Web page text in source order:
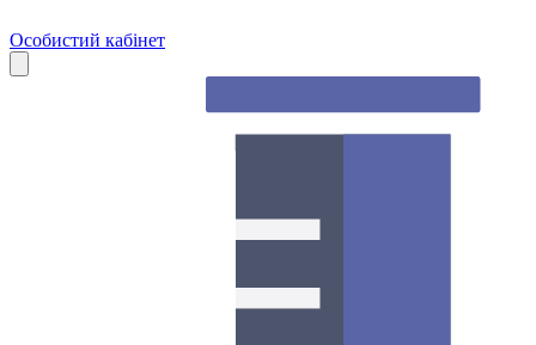
Особистий кабінет